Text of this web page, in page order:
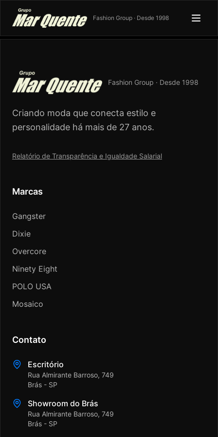
Fashion Group · Desde 1998
Fashion Group · Desde 1998
Criando moda que conecta estilo e
personalidade há mais de 27 anos.
Relatório de Transparência e Igualdade Salarial
Marcas
Gangster
Dixie
Overcore
Ninety Eight
POLO USA
Mosaico
Contato
Escritório
Rua Almirante Barroso, 749
Brás - SP
Showroom do Brás
Rua Almirante Barroso, 749
Brás - SP